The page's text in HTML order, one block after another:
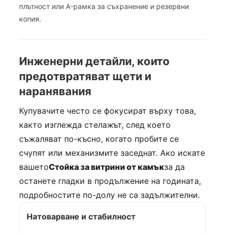
плътност или A-рамка за съхранение и резервни
копия.
Инженерни детайли, които
предотвратяват щети и
наранявания
Купувачите често се фокусират върху това,
както изглежда стелажът, след което
съжаляват по-късно, когато пробите се
счупят или механизмите заседнат. Ако искате
вашетоСтойка за витрини от камъкза да
останете гладки в продължение на годината,
подробностите по-долу не са задължителни.
Натоварване и стабилност